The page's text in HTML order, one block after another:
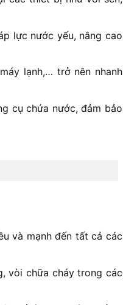
lực nước yếu, nâng cao
lạnh,… trở nên nhanh
cụ chứa nước, đảm bảo
và mạnh đến tất cả các
vòi chữa cháy trong các